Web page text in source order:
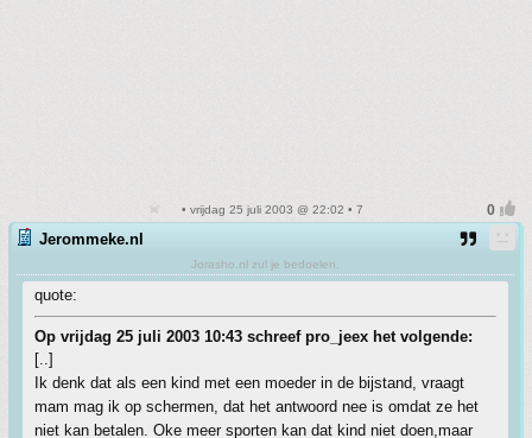
• vrijdag 25 juli 2003 @ 22:02 • 7
Jerommeke.nl
Jorasho.nl zul je bedoelen.
quote:
Op vrijdag 25 juli 2003 10:43 schreef pro_jeex het volgende:
[..]
Ik denk dat als een kind met een moeder in de bijstand, vraagt
mam mag ik op schermen, dat het antwoord nee is omdat ze het
niet kan betalen. Oke meer sporten kan dat kind niet doen,maar